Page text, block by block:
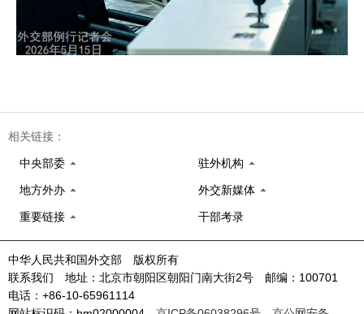
相关链接：
中央部委 驻外机构
地方外办 外交新媒体
重要链接 干部考录
中华人民共和国外交部 版权所有
联系我们 地址：北京市朝阳区朝阳门南大街2号 邮编：100701
电话：+86-10-65961114